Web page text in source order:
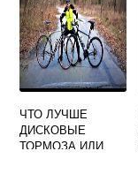
ЧТО ЛУЧШЕ
ДИСКОВЫЕ
ТОРМОЗА ИЛИ